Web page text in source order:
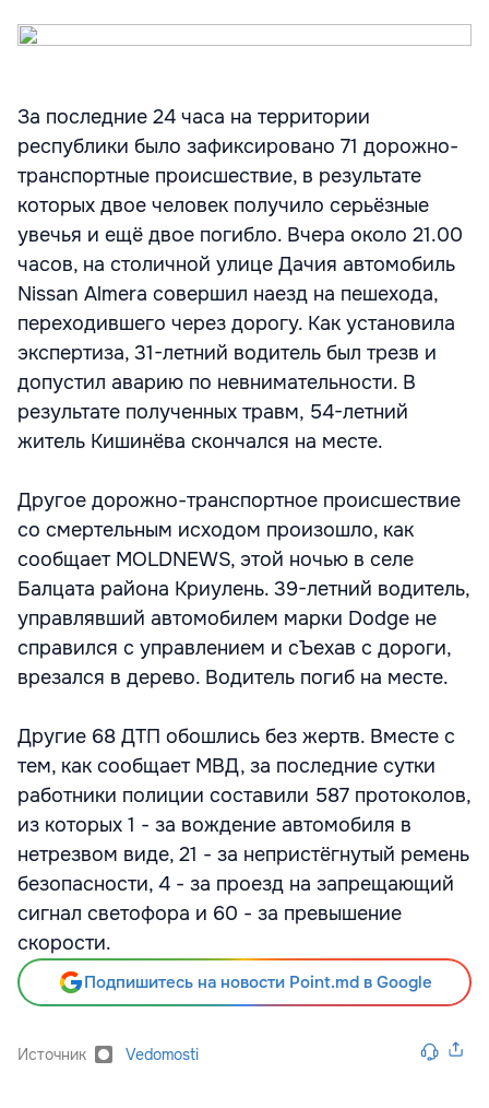
За последние 24 часа на территории
республики было зафиксировано 71 дорожно-
транспортные происшествие, в результате
которых двое человек получило серьёзные
увечья и ещё двое погибло. Вчера около 21.00
часов, на столичной улице Дачия автомобиль
Nissan Almera совершил наезд на пешехода,
переходившего через дорогу. Как установила
экспертиза, 31-летний водитель был трезв и
допустил аварию по невнимательности. В
результате полученных травм, 54-летний
житель Кишинёва скончался на месте.
Другое дорожно-транспортное происшествие
со смертельным исходом произошло, как
сообщает MOLDNEWS, этой ночью в селе
Балцата района Криулень. 39-летний водитель,
управлявший автомобилем марки Dodge не
справился с управлением и сЪехав с дороги,
врезался в дерево. Водитель погиб на месте.
Другие 68 ДТП обошлись без жертв. Вместе с
тем, как сообщает МВД, за последние сутки
работники полиции составили 587 протоколов,
из которых 1 - за вождение автомобиля в
нетрезвом виде, 21 - за непристёгнутый ремень
безопасности, 4 - за проезд на запрещающий
сигнал светофора и 60 - за превышение
скорости.
Подпишитесь на новости Point.md в Google
Источник Vedomosti